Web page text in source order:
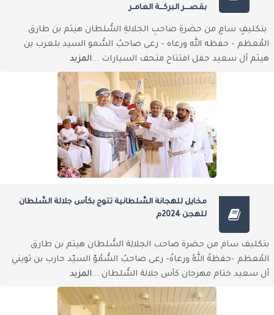
بقصــــر البركـــة العامــر
بتكليفٍ سامٍ من حضرةِ صاحبِ الجلالةِ السُّلطان هيثم بن طارق
المُعظم - حفظه الله ورعاه - رعى صاحبُ السُّمو السيد بلعرب بن
هيثم آل سعيد حفل افتتاح متحف السيارات ... المزيد
مخايل للهجانة السُّلطانية تتوج بكأس جلالة السُّلطان
للهجن 2024م
بتكليف سام من حضرة صاحب الجلالة السُّلطان هيثم بن طارق
المُعظم -حفظهُ اللهُ ورعاهُ- رعى صاحبُ السُّمُوّ السيّد حارب بن ثويني
آل سعيد ختام مهرجان كأس جلالة السُّلطان ... المزيد